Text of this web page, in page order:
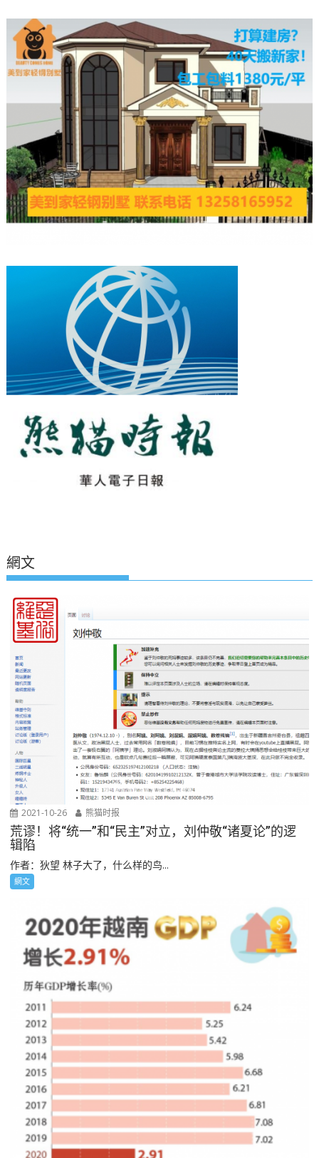
網文
2021-10-26 熊猫时报
荒谬！将“统一”和“民主”对立，刘仲敬“诸夏论”的逻
辑陷
作者：狄望 林子大了，什么样的鸟...
網文